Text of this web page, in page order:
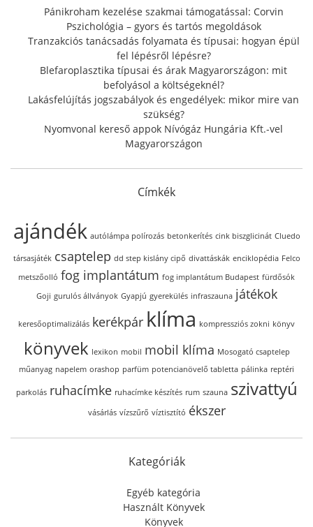
r
:
Pánikroham kezelése szakmai támogatással: Corvin
Pszichológia – gyors és tartós megoldások
Tranzakciós tanácsadás folyamata és típusai: hogyan épül
fel lépésről lépésre?
Blefaroplasztika típusai és árak Magyarországon: mit
befolyásol a költségeknél?
Lakásfelújítás jogszabályok és engedélyek: mikor mire van
szükség?
Nyomvonal kereső appok Nívógáz Hungária Kft.-vel
Magyarországon
Címkék
ajándék autólámpa polírozás betonkerítés cink biszglicinát Cluedo
társasjáték csaptelep dd step kislány cipő divattáskák enciklopédia Felco
metszőolló fog implantátum fog implantátum Budapest fürdősók
Goji gurulós állványok Gyapjú gyerekülés infraszauna játékok
keresőoptimalizálás kerékpár klíma kompressziós zokni könyv
könyvek lexikon mobil mobil klíma Mosogató csaptelep
műanyag napelem orashop parfüm potencianövelő tabletta pálinka reptéri
parkolás ruhacímke ruhacímke készítés rum szauna szivattyú
vásárlás vízszűrő víztisztító ékszer
Kategóriák
Egyéb kategória
Használt Könyvek
Könyvek